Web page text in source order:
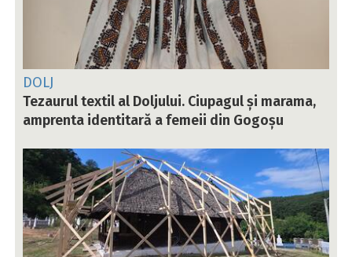
DOLJ
Tezaurul textil al Doljului. Ciupagul și marama,
amprenta identitară a femeii din Gogoșu